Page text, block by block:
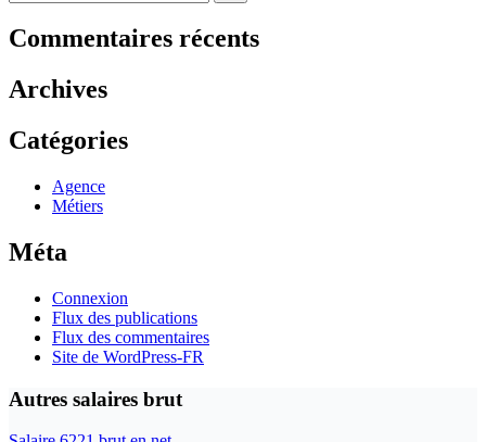
résultat
Commentaires récents
Archives
Catégories
Agence
Métiers
Méta
Connexion
Flux des publications
Flux des commentaires
Site de WordPress-FR
Autres salaires brut